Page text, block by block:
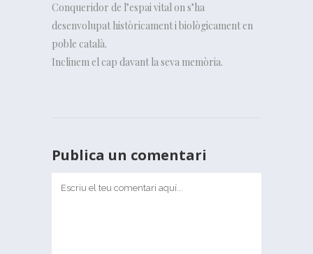
Conqueridor de l’espai vital on s’ha
desenvolupat històricament i biològicament en
poble català.
Inclinem el cap davant la seva memòria.
Publica un comentari